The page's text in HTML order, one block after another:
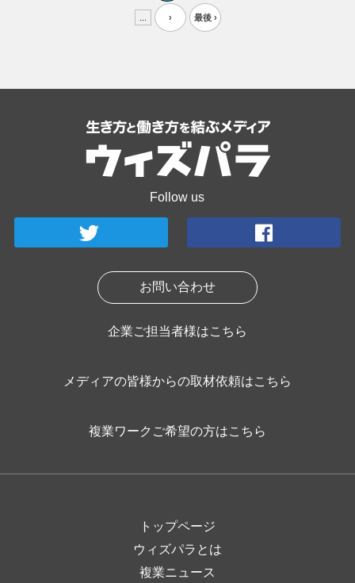
› 最後 ›
Follow us
お問い合わせ
企業ご担当者様はこちら
メディアの皆様からの取材依頼はこちら
複業ワークご希望の方はこちら
トップページ
ウィズパラとは
複業ニュース